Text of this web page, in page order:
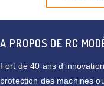
A PROPOS DE RC
Fort de 40 ans
protection des machines